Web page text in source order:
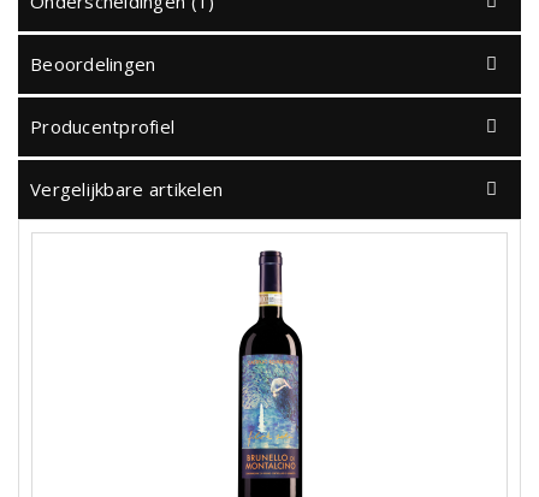
Beoordelingen
Producentprofiel
Vergelijkbare artikelen